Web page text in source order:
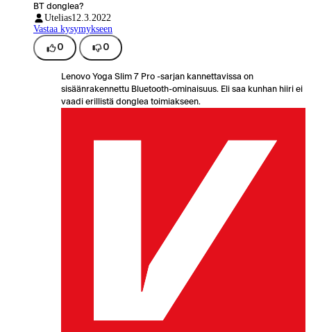
BT donglea?
Utelias12.3.2022
Vastaa kysymykseen
0 0
Lenovo Yoga Slim 7 Pro -sarjan kannettavissa on
sisäänrakennettu Bluetooth-ominaisuus. Eli saa kunhan hiiri ei
vaadi erillistä donglea toimiakseen.